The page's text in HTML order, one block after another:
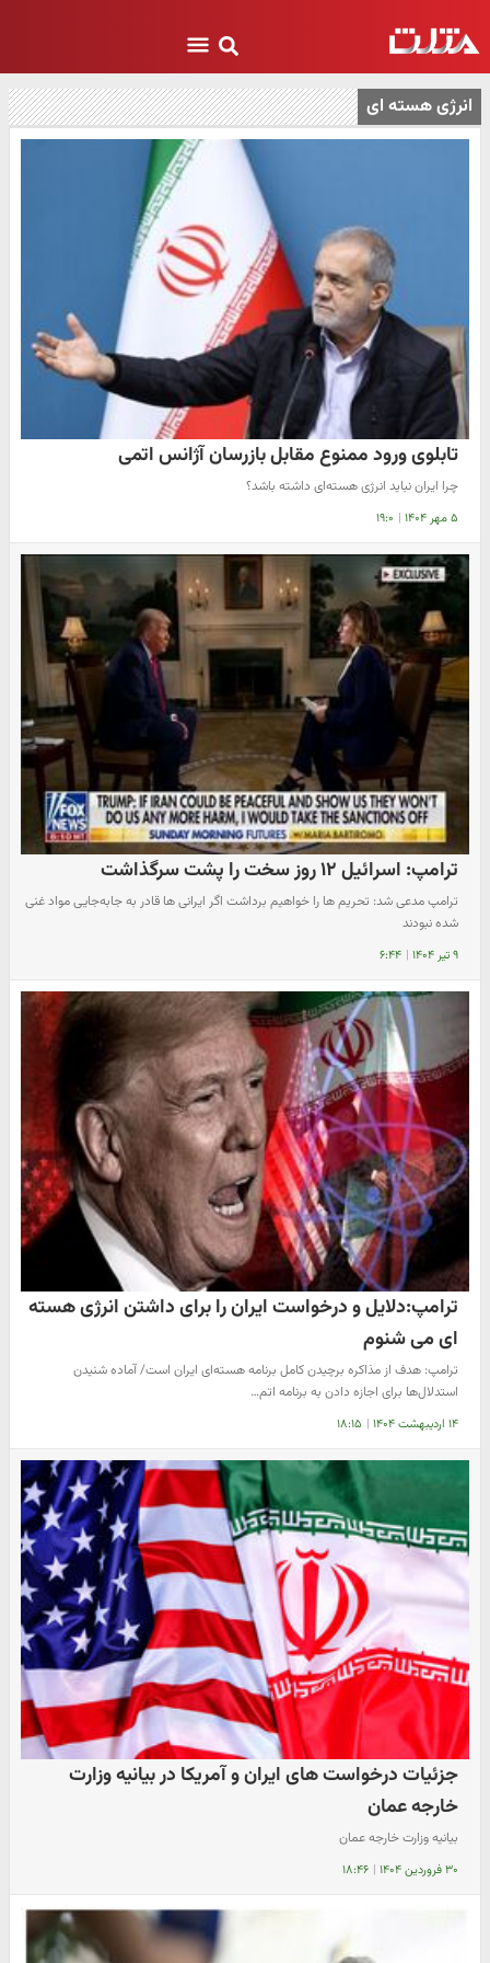
انرژی هسته ای
تابلوی ورود ممنوع مقابل بازرسان آژانس اتمی
چرا ایران نباید انرژی هسته‌ای داشته باشد؟
۵ مهر ۱۴۰۴ | ۱۹:۰
ترامپ: اسرائیل ۱۲ روز سخت را پشت سرگذاشت
ترامپ مدعی شد: تحریم ها را خواهیم برداشت اگر ایرانی ها قادر به جابه‌جایی مواد غنی
شده نبودند
۹ تیر ۱۴۰۴ | ۶:۴۴
ترامپ:دلایل و درخواست ایران را برای داشتن انرژی هسته
ای می شنوم
ترامپ: هدف از مذاکره برچیدن کامل برنامه هسته‌ای ایران است/ آماده شنیدن
استدلال‌ها برای اجازه دادن به برنامه اتم…
۱۴ اردیبهشت ۱۴۰۴ | ۱۸:۱۵
جزئیات درخواست های ایران و آمریکا در بیانیه وزارت
خارجه عمان
بیانیه وزارت خارجه عمان
۳۰ فروردین ۱۴۰۴ | ۱۸:۴۶